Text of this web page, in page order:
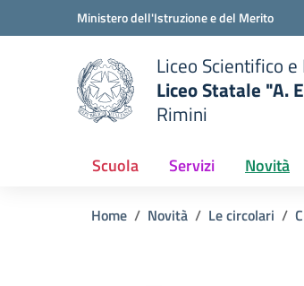
Vai ai contenuti
Vai al menu di navigazioneMinistero dell'Istruzione e del Merito
scuola
Liceo Scientifico
Liceo Statale "A.
Rimini
Scuola Servizi Novità
Home Novità Le circolari